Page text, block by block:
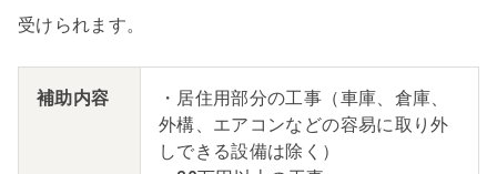
受けられます。
補助内容
・居住用部分の工事（車庫、倉庫、
外構、エアコンなどの容易に取り外
しできる設備は除く）